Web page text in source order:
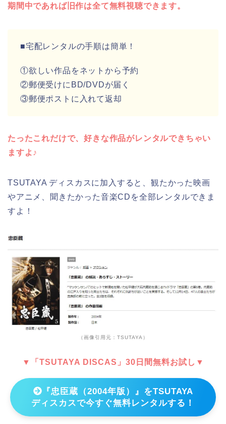
期間中であれば旧作は全て無料視聴できます。
■宅配レンタルの手順は簡単！
①欲しい作品をネットから予約
②郵便受けにBD/DVDが届く
③郵便ポストに入れて返却
たったこれだけで、好きな作品がレンタルできちゃい
ますよ♪
TSUTAYA ディスカスに加入すると、観たかった映画
やアニメ、聞きたかった音楽CDを全部レンタルできま
すよ！
（画像引用元：TSUTAYA）
▼「TSUTAYA DISCAS」30日間無料お試し▼
『忠臣蔵（2004年版）』をTSUTAYA
ディスカスで今すぐ無料レンタルする！